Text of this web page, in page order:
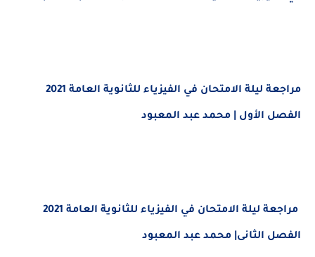
مراجعة ليلة الامتحان في الفيزياء للثانوية العامة 2021
الفصل الأول | محمد عبد المعبود
مراجعة ليلة الامتحان في الفيزياء للثانوية العامة 2021
الفصل الثانى| محمد عبد المعبود